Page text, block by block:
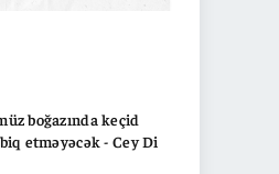
boğazında keçid
etməyəcək - Cey Di